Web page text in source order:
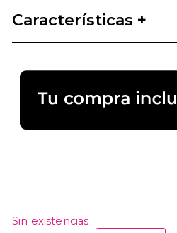
Características +
Sin existencias